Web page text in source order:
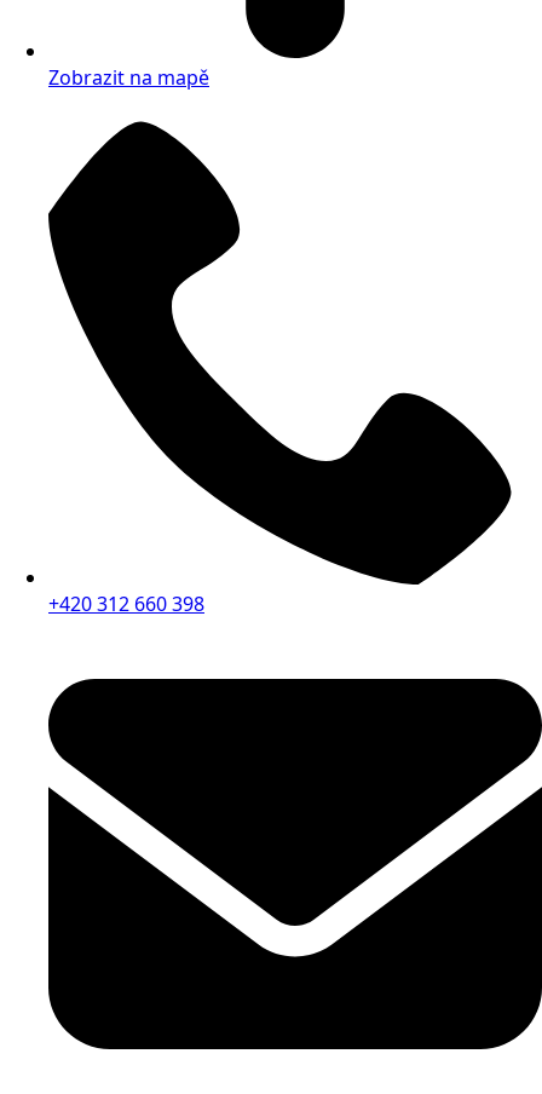
Zobrazit na mapě
+420 312 660 398